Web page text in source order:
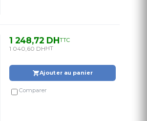
1 248,72 DHTTC
1 040,60 DHHT
Ajouter au panier
Comparer